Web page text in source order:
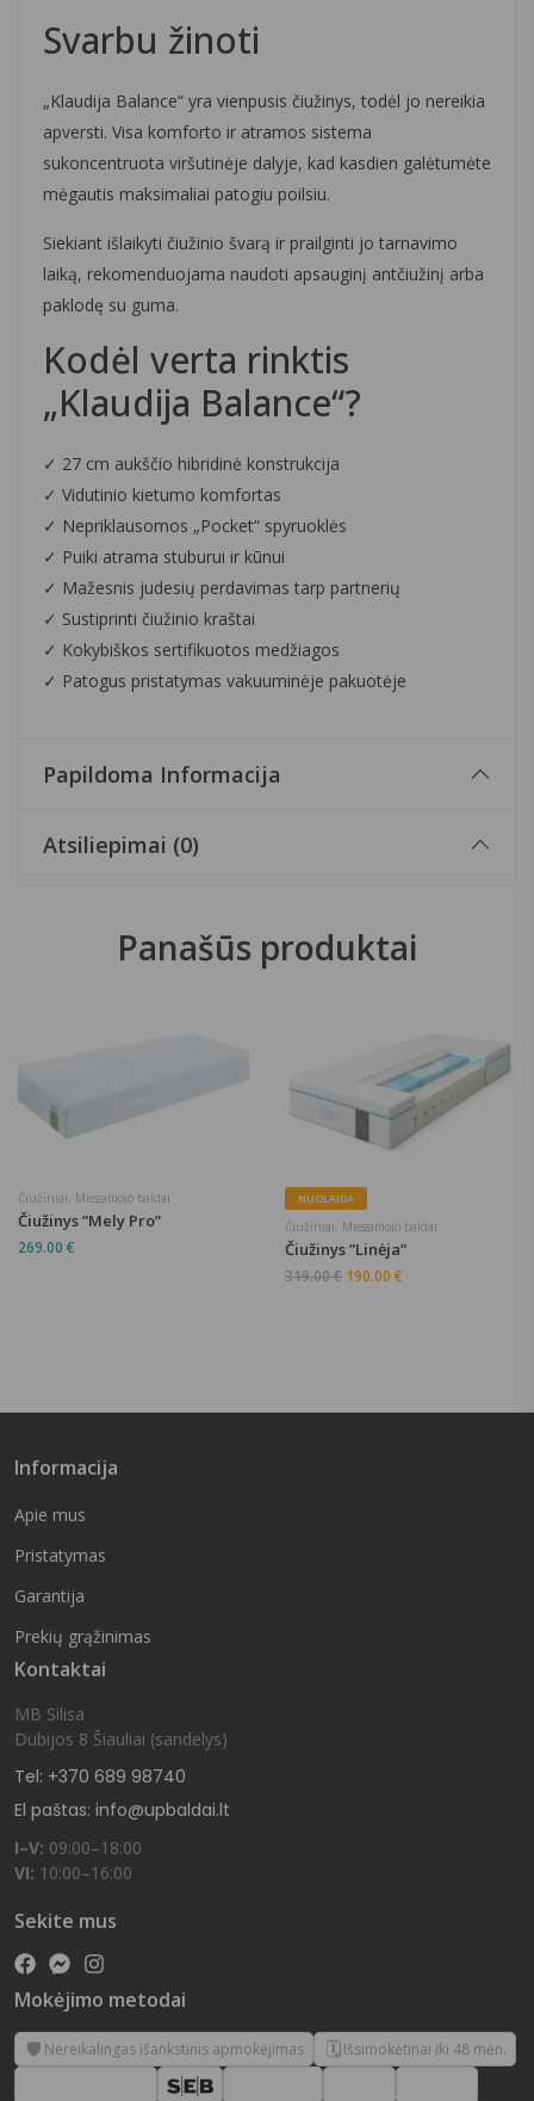
Svarbu žinoti
„Klaudija Balance“ yra vienpusis čiužinys, todėl jo nereikia
apversti. Visa komforto ir atramos sistema
sukoncentruota viršutinėje dalyje, kad kasdien galėtumėte
mėgautis maksimaliai patogiu poilsiu.
Siekiant išlaikyti čiužinio švarą ir prailginti jo tarnavimo
laiką, rekomenduojama naudoti apsauginį antčiužinį arba
paklodę su guma.
Kodėl verta rinktis
„Klaudija Balance“?
✓ 27 cm aukščio hibridinė konstrukcija
✓ Vidutinio kietumo komfortas
✓ Nepriklausomos „Pocket“ spyruoklės
✓ Puiki atrama stuburui ir kūnui
✓ Mažesnis judesių perdavimas tarp partnerių
✓ Sustiprinti čiužinio kraštai
✓ Kokybiškos sertifikuotos medžiagos
✓ Patogus pristatymas vakuuminėje pakuotėje
Papildoma Informacija
Atsiliepimai (0)
Panašūs produktai
Čiužiniai, Miegamojo baldai
Čiužinys ”Mely Pro”
269.00 €
NUOLAIDA
Čiužiniai, Miegamojo baldai
Čiužinys ”Linėja”
319.00€ 190.00 €
Informacija
Apie mus
Pristatymas
Garantija
Prekių grąžinimas
Kontaktai
MB Silisa
Dubijos 8 Šiauliai (sandelys)
Tel: +370 689 98740
El paštas: info@upbaldai.lt
I–V: 09:00–18:00
VI: 10:00–16:00
Sekite mus
Mokėjimo metodai
🛡️ Nereikalingas išankstinis apmokėjimas 🗓️ Išsimokėtinai iki 48 mėn.
SEB